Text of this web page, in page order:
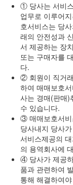
① 당사는 서비
업무로 이루어
호서비스는 당
래의 안전성과
서 제공하는 장
또는 구매자를
다.
② 회원이 직거
하여 매매보호
사는 경매(판매)
수 있습니다.
③ 매매보호서비
당사내지 당사
서비스제공의
의 용역회사에
④ 당사가 제공
품과 관련하여
통해 해결하여